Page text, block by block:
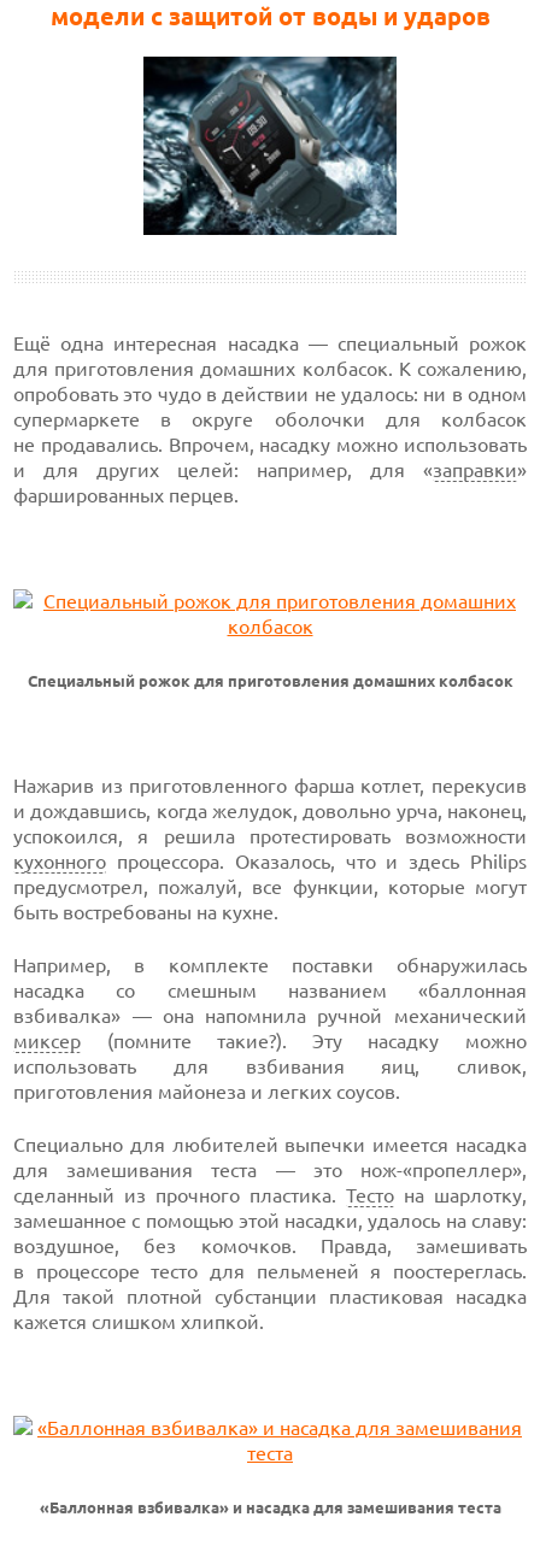
модели с защитой от воды и ударов
Ещё одна интересная насадка — специальный рожок
для приготовления домашних колбасок. К сожалению,
опробовать это чудо в действии не удалось: ни в одном
супермаркете в округе оболочки для колбасок
не продавались. Впрочем, насадку можно использовать
и для других целей: например, для «заправки»
фаршированных перцев.
Специальный рожок для приготовления домашних колбасок
Нажарив из приготовленного фарша котлет, перекусив
и дождавшись, когда желудок, довольно урча, наконец,
успокоился, я решила протестировать возможности
кухонного процессора. Оказалось, что и здесь Philips
предусмотрел, пожалуй, все функции, которые могут
быть востребованы на кухне.
Например, в комплекте поставки обнаружилась
насадка со смешным названием «баллонная
взбивалка» — она напомнила ручной механический
миксер (помните такие?). Эту насадку можно
использовать для взбивания яиц, сливок,
приготовления майонеза и легких соусов.
Специально для любителей выпечки имеется насадка
для замешивания теста — это нож-«пропеллер»,
сделанный из прочного пластика. Тестона шарлотку,
замешанное с помощью этой насадки, удалось на славу:
воздушное, без комочков. Правда, замешивать
в процессоре тесто для пельменей я поостереглась.
Для такой плотной субстанции пластиковая насадка
кажется слишком хлипкой.
«Баллонная взбивалка» и насадка для замешивания теста